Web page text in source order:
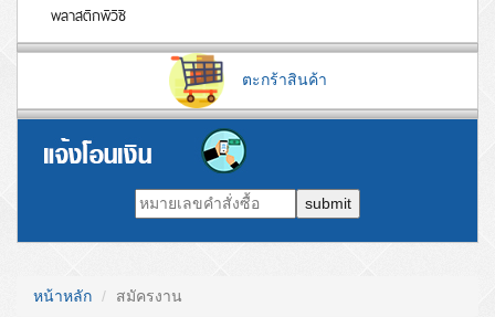
พลาสติกพีวีซี
ตะกร้าสินค้า
submit
หน้าหลัก สมัครงาน